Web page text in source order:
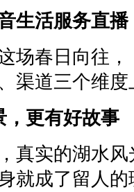
生活服务直播
场春日向往
渠道三个维
，更有好故事
真实的湖水
就成了留人